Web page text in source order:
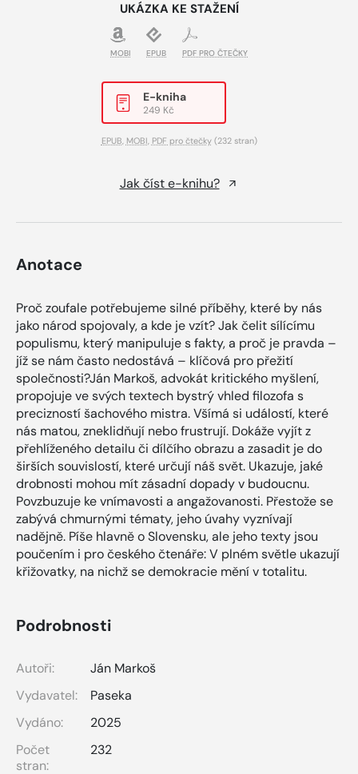
UKÁZKA KE STAŽENÍ
MOBI EPUB PDF PRO ČTEČKY
E-kniha
249 Kč
EPUB, MOBI, PDF pro čtečky(232 stran)
Jak číst e-knihu?
Anotace
Proč zoufale potřebujeme silné příběhy, které by nás
jako národ spojovaly, a kde je vzít? Jak čelit sílícímu
populismu, který manipuluje s fakty, a proč je pravda –
jíž se nám často nedostává – klíčová pro přežití
společnosti?Ján Markoš, advokát kritického myšlení,
propojuje ve svých textech bystrý vhled filozofa s
precizností šachového mistra. Všímá si událostí, které
nás matou, zneklidňují nebo frustrují. Dokáže vyjít z
přehlíženého detailu či dílčího obrazu a zasadit je do
širších souvislostí, které určují náš svět. Ukazuje, jaké
drobnosti mohou mít zásadní dopady v budoucnu.
Povzbuzuje ke vnímavosti a angažovanosti. Přestože se
zabývá chmurnými tématy, jeho úvahy vyznívají
nadějně. Píše hlavně o Slovensku, ale jeho texty jsou
poučením i pro českého čtenáře: V plném světle ukazují
křižovatky, na nichž se demokracie mění v totalitu.
Podrobnosti
Autoři:
Ján Markoš
Vydavatel:
Paseka
Vydáno:
2025
Počet
stran:
232